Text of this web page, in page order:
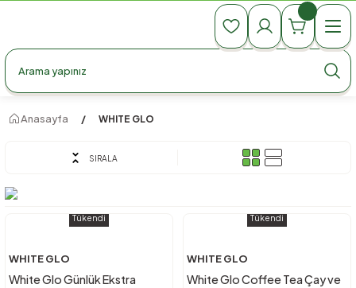
990 TL Üzeri Ücretsiz Kargo
990 TL Üzeri Ücretsiz Kargo
Anasayfa WHITE GLO
SIRALA
Tükendi
WHITE GLO
White Glo Günlük Ekstra
Tükendi
WHITE GLO
White Glo Coffee Tea Çay ve